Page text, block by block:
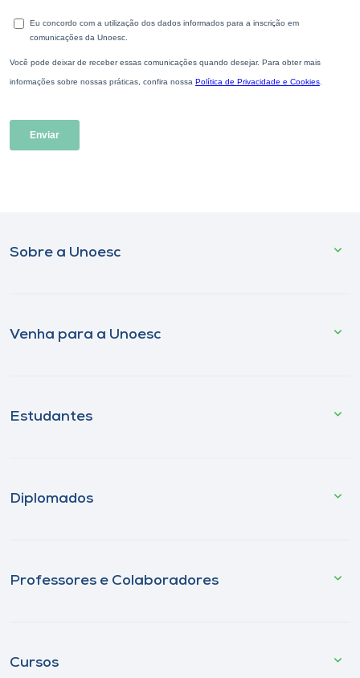
Sobre a Unoesc
Venha para a Unoesc
Estudantes
Diplomados
Professores e Colaboradores
Cursos